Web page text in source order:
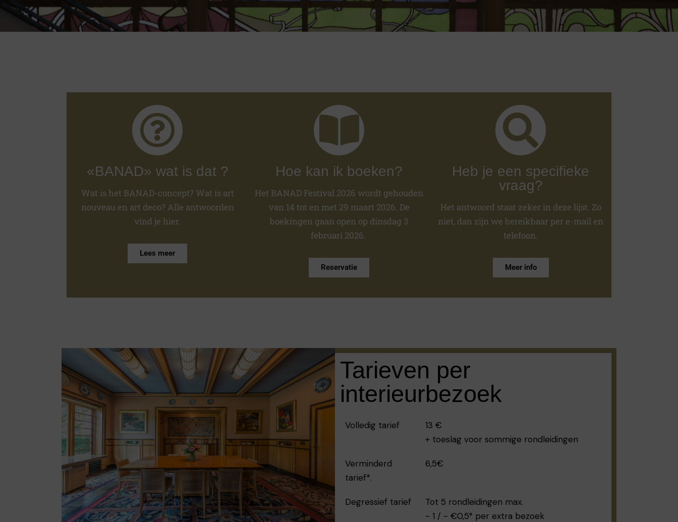
«BANAD» wat is dat ?
Wat is het BANAD-concept? Wat is art
nouveau en art deco? Alle antwoorden
vind je hier.
Lees meer
Hoe kan ik boeken?
Het BANAD Festival 2026 wordt gehouden
van 14 tot en met 29 maart 2026. De
boekingen gaan open op dinsdag 3
februari 2026.
Reservatie
Heb je een specifieke
vraag?
Het antwoord staat zeker in deze lijst. Zo
niet, dan zijn we bereikbaar per e-mail en
telefoon.
Meer info
Tarieven per
interieurbezoek
Volledig tarief
13 €
+ toeslag voor sommige rondleidingen
Verminderd
tarief*.
6,5€
Degressief tarief
Tot 5 rondleidingen max.
- 1 / - €0,5* per extra bezoek